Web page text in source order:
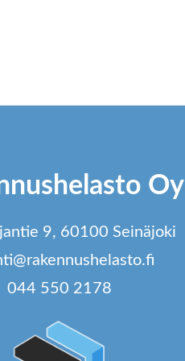
Oy
9, 60100 Seinäjoki
044 550 2178